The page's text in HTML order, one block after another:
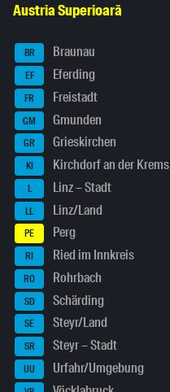
Austria Superioară
BR Braunau
EF Eferding
FR Freistadt
GM Gmunden
GR Grieskirchen
KI Kirchdorf an der Krems
L Linz – Stadt
LL Linz/Land
PE Perg
RI Ried im Innkreis
RO Rohrbach
SD Schärding
SE Steyr/Land
SR Steyr – Stadt
UU Urfahr/Umgebung